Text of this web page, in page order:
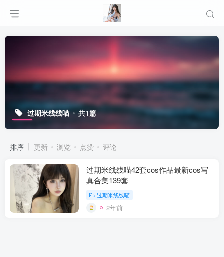
过期米线线喵 共1篇
排序 更新 浏览 点赞 评论
过期米线线喵42套cos作品最新cos写
真合集139套
过期米线线喵
2年前